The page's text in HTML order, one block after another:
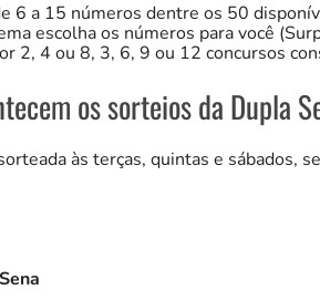
6 a 15 números dentre os 50
escolha os números para você
2, 4 ou 8, 3, 6, 9 ou 12 concursos
os sorteios da Dupla
às terças, quintas e sábados,